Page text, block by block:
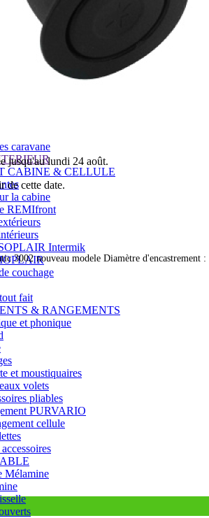
et piles
arrière
caravane
CABINE & CELLULE
la cabine
REMIfront
Intermik
couchage
fait
& RANGEMENTS
et phonique
et moustiquaires
volets
pliables
PURVARIO
cellule
Mélamine
jusqu'au lundi 24 août.
de cette date.
3002 nouveau modele Diamètre d'encastrement :